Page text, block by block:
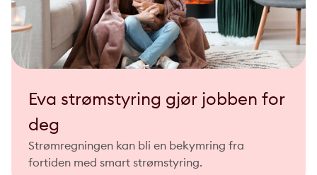
Eva strømstyring gjør jobben for
deg
Strømregningen kan bli en bekymring fra
fortiden med smart strømstyring.